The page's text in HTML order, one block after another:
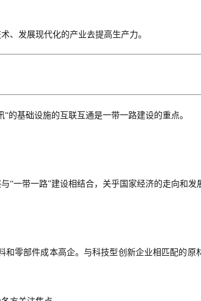
、发展现代化的产业去提高生产力。
“的基础设施的互联互通是一带一路建设的重点。
“一带一路”建设相结合，关乎国家经济的走向和发
和零部件成本高企。与科技型创新企业相匹配的原